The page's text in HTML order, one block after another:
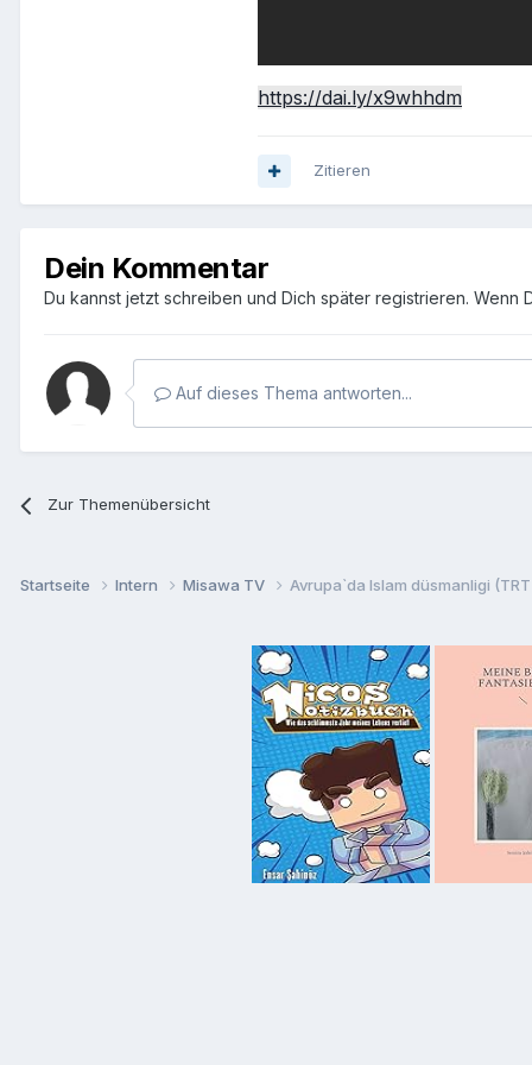
https://dai.ly/x9whhdm
Zitieren
Dein Kommentar
Du kannst jetzt schreiben und Dich später registrieren. Wenn
Auf dieses Thema antworten...
Zur Themenübersicht
Startseite Intern Misawa TV Avrupa`da Islam düsmanligi